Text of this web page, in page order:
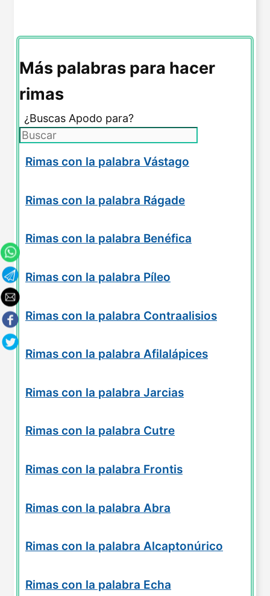
Más palabras para hacer
rimas
¿Buscas Apodo para?
Rimas con la palabra Vástago
Rimas con la palabra Rágade
Rimas con la palabra Benéfica
Rimas con la palabra Píleo
Rimas con la palabra Contraalisios
Rimas con la palabra Afilalápices
Rimas con la palabra Jarcias
Rimas con la palabra Cutre
Rimas con la palabra Frontis
Rimas con la palabra Abra
Rimas con la palabra Alcaptonúrico
Rimas con la palabra Echa